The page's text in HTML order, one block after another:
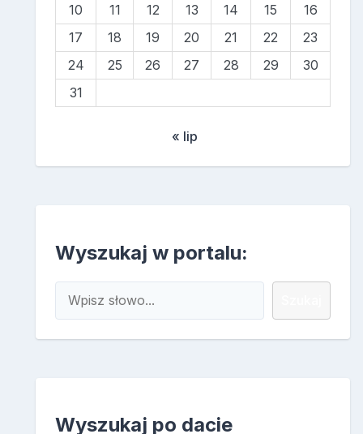
10
11 12 13 14 15
16
17
18 19 20 21 22
23
24
25 26 27 28 29
30
31
« lip
Wyszukaj w portalu:
Wyszukaj po dacie